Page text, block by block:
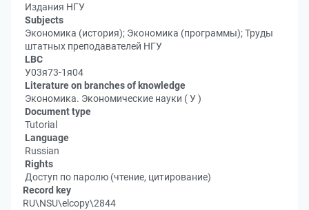
Издания НГУ
Subjects
Экономика (история); Экономика (программы); Труды
штатных преподавателей НГУ
LBC
У03я73-1я04
Literature on branches of knowledge
Экономика. Экономические науки ( У )
Document type
Tutorial
Language
Russian
Rights
Доступ по паролю (чтение, цитирование)
Record key
RU\NSU\elcopy\2844